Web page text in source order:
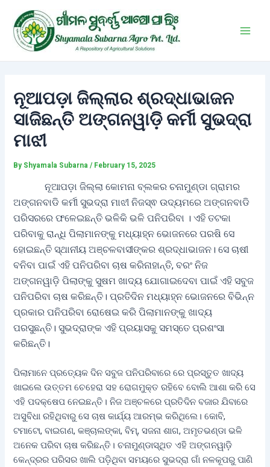
content
ନୂଆପଡ଼ା ଜିଲ୍ଲାର ଶ୍ରଦ୍ଧାଭାଜନ
ସାଜିଛନ୍ତି ଅଙ୍ଗନୱାଡ଼ି କର୍ମୀ ସୁଭଦ୍ରା
ମାଝୀ
By Shyamala Subarna/ February 15, 2025
ନୂଆପଡ଼ା ଜିଲ୍ଲା କୋମନା ବ୍ଲକର ଚନାମୁଣ୍ଡା ଗ୍ରାମର
ଅଙ୍ଗନବାଡି କର୍ମୀ ସୁଭଦ୍ରା ମାଝୀ ନିଜସ୍ଵ ଉଦ୍ୟମରେ ଅଙ୍ଗନବାଡି
ପରିସରରେ ଫଳେଇଛନ୍ତି ଭଳିକି ଭଳି ପନିପରିବା । ଏହି ତଟକା
ପରିବାକୁ ରାନ୍ଧି ପିଲାମାନଙ୍କୁ ମଧ୍ୟାହ୍ନ ଭୋଜନରେ ପରଷି ସେ
ହୋଇଛନ୍ତି ସ୍ଥାନୀୟ ଅଞ୍ଚଳବାସୀଙ୍କର ଶ୍ରଦ୍ଧାଭାଜନ। ସେ ଚାଷୀ
ବନିବା ପାଇଁ ଏହି ପନିପରିବା ଚାଷ କରିନାହାନ୍ତି, ବରଂ ନିଜ
ଅଙ୍ଗନୱାଡ଼ି ପିଲାଙ୍କୁ ସୁଷମ ଖାଦ୍ୟ ଯୋଗାଇଦେବା ପାଇଁ ଏହି ସବୁଜ
ପନିପରିବା ଚାଷ କରିଛନ୍ତି। ପ୍ରତିଦିନ ମଧ୍ୟାହ୍ନ ଭୋଜନରେ ବିଭିନ୍ନ
ପ୍ରକାର ପନିପରିବା ରୋଷେଇ କରି ପିଲାମାନଙ୍କୁ ଖାଦ୍ୟ
ପରସୁଛନ୍ତି। ସୁଭଦ୍ରାଙ୍କ ଏହି ପ୍ରୟାସକୁ ସମସ୍ତେ ପ୍ରଶଂସା
କରିଛନ୍ତି।
ପିଲାମାନେ ପ୍ରତ୍ୟେକ ଦିନ ସବୁଜ ପନିପରିବାରେ ରେ ପ୍ରସ୍ତୁତ ଖାଦ୍ୟ
ଖାଇଲେ ଉତ୍ତମ ଚେହେରା ସହ ରୋଗମୁକ୍ତ ରହିବେ ବୋଲି ଆଶା କରି ସେ
ଏହି ପଦକ୍ଷେପ ନେଇଛନ୍ତି। ନିଜ ଅଞ୍ଚଳରେ ପ୍ରତିଦିନ ବଜାର ଯିବାରେ
ଅସୁବିଧା ରହିଥିବାରୁ ସେ ଚାଷ କାର୍ଯ୍ୟ ଆରମ୍ଭ କରିଥିଲେ। କୋବି,
ଟମାଟୋ, ବାଇଗଣ, କଞ୍ଚାଲଙ୍କା, ବିମ୍, ସଜନା ଶାଗ, ଅମୃତଭଣ୍ଡା ଭଳି
ଅନେକ ପରିବା ଚାଷ କରିଛନ୍ତି। ଚନାମୁଣ୍ଡାସ୍ଥିତ ଏହି ଅଙ୍ଗନୱାଡ଼ି
କେନ୍ଦ୍ରର ପରିସର ଖାଲି ପଡ଼ିଥିବା ସମୟରେ ସୁଭଦ୍ରା ଗାଁ ନଳକୂପରୁ ପାଣି
navigation